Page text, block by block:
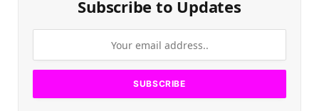
Subscribe to Updates